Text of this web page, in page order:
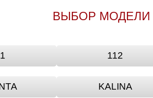
ВЫБОР МОДЕЛИ
112
KALINA